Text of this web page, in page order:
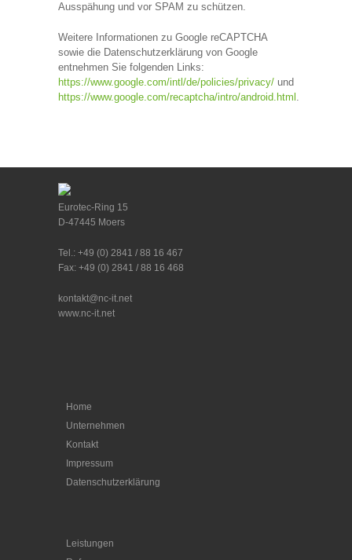
Ausspähung und vor SPAM zu schützen.
Weitere Informationen zu Google reCAPTCHA
sowie die Datenschutzerklärung von Google
entnehmen Sie folgenden Links:
https://www.google.com/intl/de/policies/privacy/ und
https://www.google.com/recaptcha/intro/android.html .
Eurotec-Ring 15
D-47445 Moers
Tel.: +49 (0) 2841 / 88 16 467
Fax: +49 (0) 2841 / 88 16 468
kontakt@nc-it.net
www.nc-it.net
Home
Unternehmen
Kontakt
Impressum
Datenschutzerklärung
Leistungen